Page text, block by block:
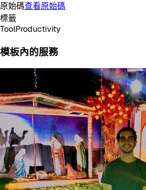
原始碼查看原始碼
標籤
ToolProductivity
模板內的服務